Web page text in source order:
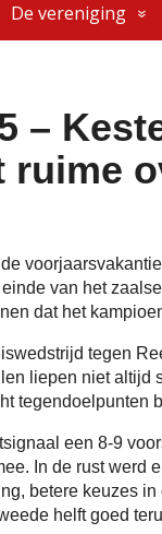
De vereniging
–
ruime
van het
dat het
tegen
liepen niet
tegendoelpunten
een 8-9
In de rust werd
betere keuzes
helft goed